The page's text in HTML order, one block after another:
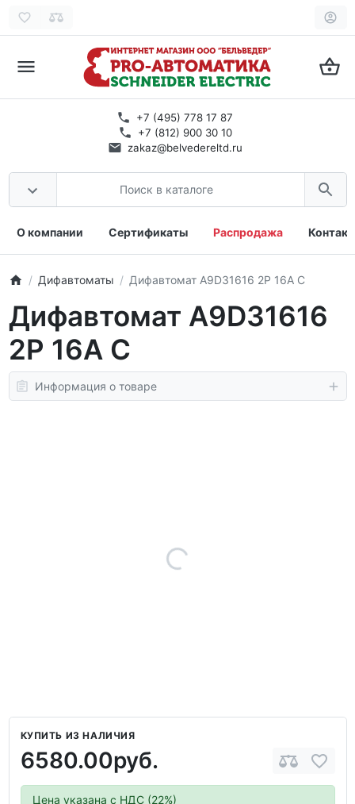
+7 (495) 778 17 87
+7 (812) 900 30 10
zakaz@belvedereltd.ru
О компании Сертификаты Распродажа
Дифавтоматы Дифавтомат A9D31616 2Р 16А C
Дифавтомат A9D31616
2Р 16А C
Информация о товаре
КУПИТЬ ИЗ НАЛИЧИЯ
6580.00руб.
Цена указана с НДС (22%)